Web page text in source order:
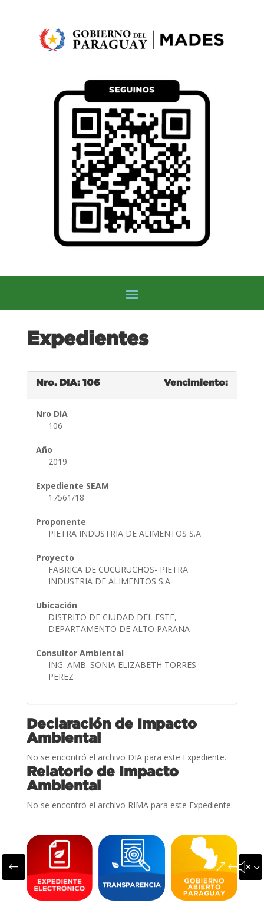
Expedientes
Nro. DIA: 106 Vencimiento:
Nro DIA
106
Año
2019
Expediente SEAM
17561/18
Proponente
PIETRA INDUSTRIA DE ALIMENTOS S.A
Proyecto
FABRICA DE CUCURUCHOS- PIETRA
INDUSTRIA DE ALIMENTOS S.A
Ubicación
DISTRITO DE CIUDAD DEL ESTE,
DEPARTAMENTO DE ALTO PARANA
Consultor Ambiental
ING. AMB. SONIA ELIZABETH TORRES
PEREZ
Declaración de Impacto
Ambiental
No se encontró el archivo DIA para este Expediente.
Relatorio de Impacto
Ambiental
No se encontró el archivo RIMA para este Expediente.
#